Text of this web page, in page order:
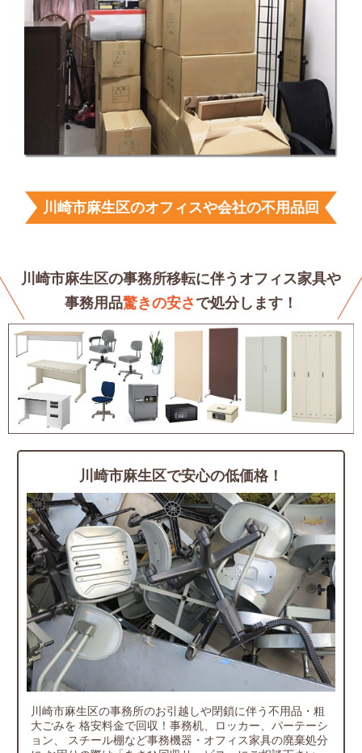
川崎市麻生区のオフィスや会社の不用品回
川崎市麻生区の事務所移転に伴うオフィス家具や
事務用品驚きの安さ で処分します！
川崎市麻生区で安心の低価格！
川崎市麻生区の事務所のお引越しや閉鎖に伴う不用品・粗
大ごみを 格安料金で回収！事務机、ロッカー、パーテーシ
ョン、
スチール棚など事務機器・オフィス家具の廃棄処分